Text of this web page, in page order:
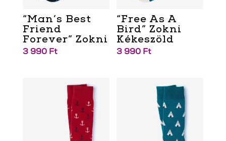
“Man’s Best
Friend
Forever” Zokni
3 990 Ft
“Free As A
Bird” Zokni
Kékeszöld
3 990 Ft